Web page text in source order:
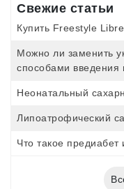
Свежие статьи
Купить Freestyle Libre
Можно ли заменить
способами введения
Неонатальный
Липоатрофический
Что такое предиабет